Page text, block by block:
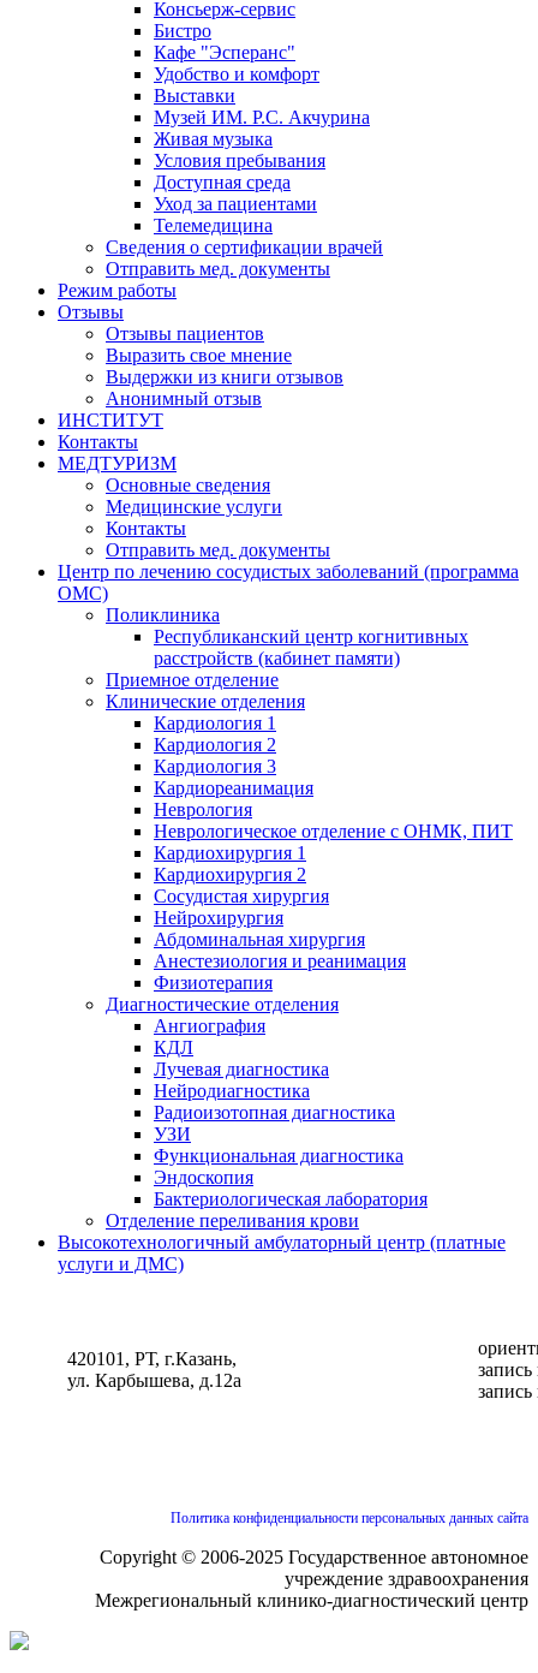
Консьерж-сервис
Бистро
Кафе "Эсперанс"
Удобство и комфорт
Выставки
Музей ИМ. Р.С. Акчурина
Живая музыка
Условия пребывания
Доступная среда
Уход за пациентами
Телемедицина
Сведения о сертификации врачей
Отправить мед. документы
Режим работы
Отзывы
Отзывы пациентов
Выразить свое мнение
Выдержки из книги отзывов
Анонимный отзыв
ИНСТИТУТ
Контакты
МЕДТУРИЗМ
Основные сведения
Медицинские услуги
Контакты
Отправить мед. документы
Центр по лечению сосудистых заболеваний (программа
ОМС)
Поликлиника
Республиканский центр когнитивных
расстройств (кабинет памяти)
Приемное отделение
Клинические отделения
Кардиология 1
Кардиология 2
Кардиология 3
Кардиореанимация
Неврология
Неврологическое отделение с ОНМК, ПИТ
Кардиохирургия 1
Кардиохирургия 2
Сосудистая хирургия
Нейрохирургия
Абдоминальная хирургия
Анестезиология и реанимация
Физиотерапия
Диагностические отделения
Ангиография
КДЛ
Лучевая диагностика
Нейродиагностика
Радиоизотопная диагностика
УЗИ
Функциональная диагностика
Эндоскопия
Бактериологическая лаборатория
Отделение переливания крови
Высокотехнологичный амбулаторный центр (платные
услуги и ДМС)
420101, РТ, г.Казань,
ул. Карбышева, д.12а
Политика конфиденциальности персональных данных сайта
Copyright © 2006-2025 Государственное автономное
учреждение здравоохранения
Межрегиональный клинико-диагностический центр